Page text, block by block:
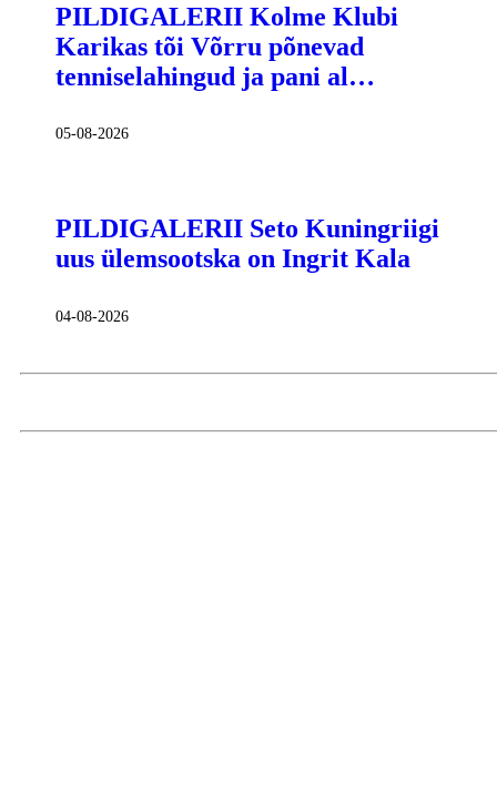
PILDIGALERII Kolme Klubi
Karikas tõi Võrru põnevad
tenniselahingud ja pani al…
05-08-2026
PILDIGALERII Seto Kuningriigi
uus ülemsootska on Ingrit Kala
04-08-2026